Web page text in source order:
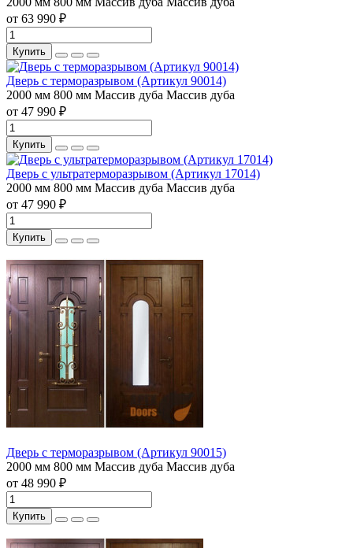
от 63 990 ₽
Купить
Дверь с терморазрывом (Артикул 90014)
2000 мм 800 мм Массив дуба Массив дуба
от 47 990 ₽
Купить
Дверь с ультратерморазрывом (Артикул 17014)
2000 мм 800 мм Массив дуба Массив дуба
от 47 990 ₽
Купить
Дверь с терморазрывом (Артикул 90015)
2000 мм 800 мм Массив дуба Массив дуба
от 48 990 ₽
Купить